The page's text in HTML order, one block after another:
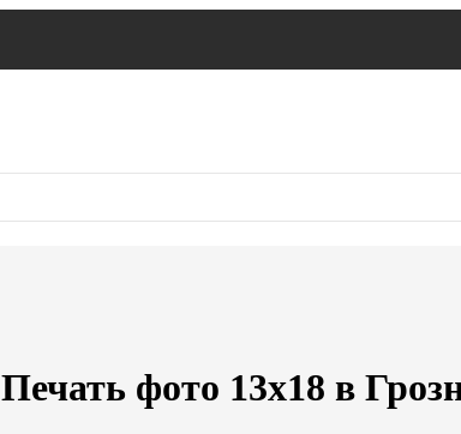
Печать фото 13х18 в